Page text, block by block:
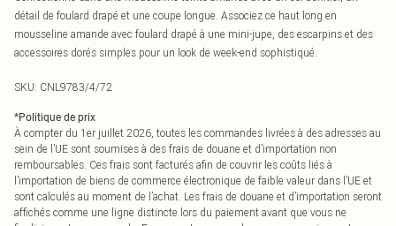
détail de foulard drapé et une coupe longue. Associez ce haut long en
mousseline amande avec foulard drapé à une mini-jupe, des escarpins et des
accessoires dorés simples pour un look de week-end sophistiqué.
SKU: CNL9783/4/72
*Politique de prix
À compter du 1er juillet 2026, toutes les commandes livrées à des adresses au
sein de l’UE sont soumises à des frais de douane et d’importation non
remboursables. Ces frais sont facturés afin de couvrir les coûts liés à
l’importation de biens de commerce électronique de faible valeur dans l’UE et
sont calculés au moment de l’achat. Les frais de douane et d’importation seront
affichés comme une ligne distincte lors du paiement avant que vous ne